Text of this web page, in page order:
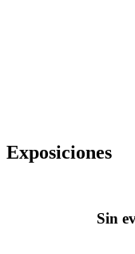
Exposiciones
Sin